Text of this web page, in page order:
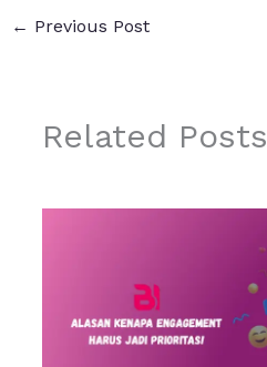
← Previous Post
Related Posts